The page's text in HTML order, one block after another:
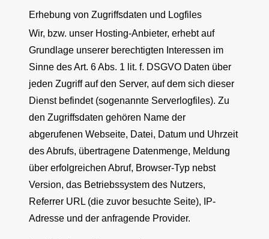
Erhebung von Zugriffsdaten und Logfiles
Wir, bzw. unser Hosting-Anbieter, erhebt auf
Grundlage unserer berechtigten Interessen im
Sinne des Art. 6 Abs. 1 lit. f. DSGVO Daten über
jeden Zugriff auf den Server, auf dem sich dieser
Dienst befindet (sogenannte Serverlogfiles). Zu
den Zugriffsdaten gehören Name der
abgerufenen Webseite, Datei, Datum und Uhrzeit
des Abrufs, übertragene Datenmenge, Meldung
über erfolgreichen Abruf, Browser-Typ nebst
Version, das Betriebssystem des Nutzers,
Referrer URL (die zuvor besuchte Seite), IP-
Adresse und der anfragende Provider.